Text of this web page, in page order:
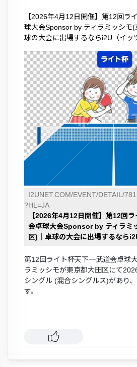
【2026年4月12日開催】第12回ラ
球大会Sponsor by ティラミッシモ
球の大会に出場するならi2U（イッ
I2UNET.COM/EVENT/DETAIL/
?HL=JA
【2026年4月12日開催】第12回
会卓球大会Sponsor by ティラミ
区)｜卓球の大会に出場するなら
第12回ライト杯天下一武道会卓球
ラミッシモが東京都大田区にて
シングル (混合シングルス)があり
す。